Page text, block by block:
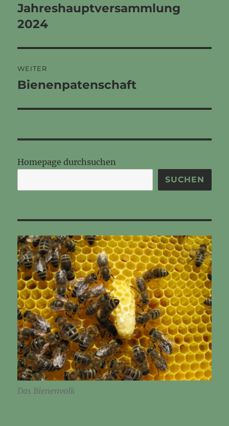
Vorheriger
Beitrag:
Jahreshauptversammlung
2024
WEITER
Nächster
Bienenpatenschaft
Homepage durchsuchen
SUCHEN
Das Bienenvolk